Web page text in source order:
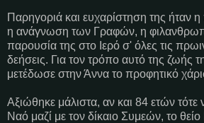
Παρηγοριά και ευχαρίστηση της ήταν
η ανάγνωση των Γραφών, η
παρουσία της στο Ιερό σ' όλες τις
δεήσεις. Για τον τρόπο αυτό της ζωής
μετέδωσε στην Άννα το προφητικό
Αξιώθηκε μάλιστα, αν και 84 ετών τότε
Ναό μαζί με τον δίκαιο Συμεών, το